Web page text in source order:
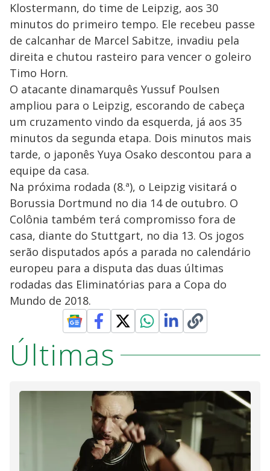
Klostermann, do time de Leipzig, aos 30
minutos do primeiro tempo. Ele recebeu passe
de calcanhar de Marcel Sabitze, invadiu pela
direita e chutou rasteiro para vencer o goleiro
Timo Horn.
O atacante dinamarquês Yussuf Poulsen
ampliou para o Leipzig, escorando de cabeça
um cruzamento vindo da esquerda, já aos 35
minutos da segunda etapa. Dois minutos mais
tarde, o japonês Yuya Osako descontou para a
equipe da casa.
Na próxima rodada (8.ª), o Leipzig visitará o
Borussia Dortmund no dia 14 de outubro. O
Colônia também terá compromisso fora de
casa, diante do Stuttgart, no dia 13. Os jogos
serão disputados após a parada no calendário
europeu para a disputa das duas últimas
rodadas das Eliminatórias para a Copa do
Mundo de 2018.
Últimas